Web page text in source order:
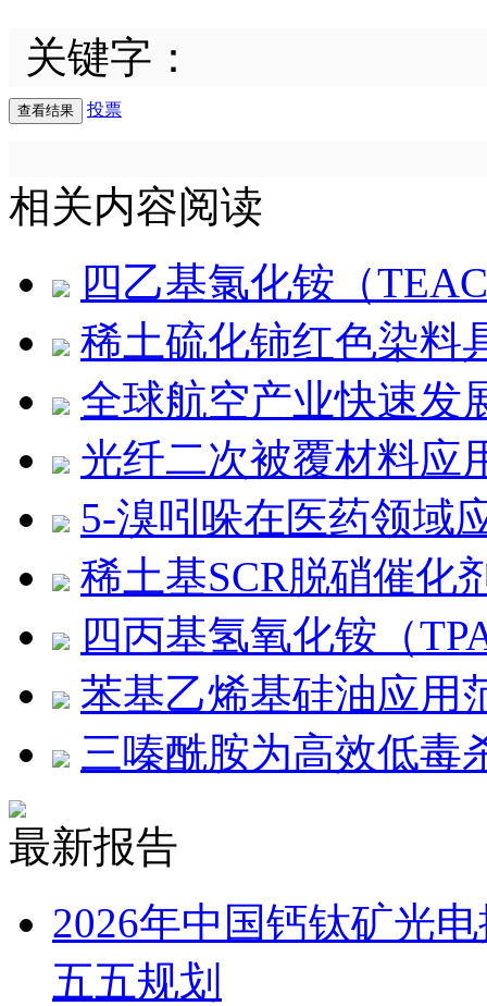
关键字：
投票
相关内容阅读
四乙基氯化铵（
稀土硫化铈红色染料
全球航空产业快速发
光纤二次被覆材料应
5-溴吲哚在医药领域
稀土基SCR脱硝催化
四丙基氢氧化铵（
苯基乙烯基硅油应用
三嗪酰胺为高效低毒
最新报告
2026年中国钙钛矿光
五五规划